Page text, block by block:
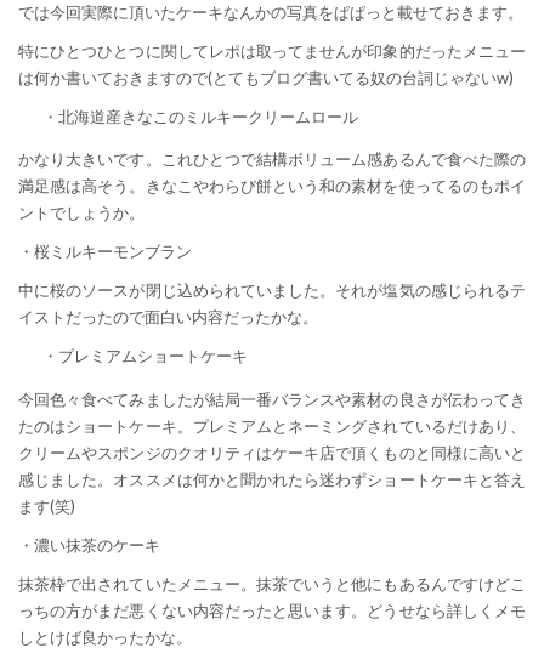
では今回実際に頂いたケーキなんかの写真をぱぱっと載せておきます。
特にひとつひとつに関してレポは取ってませんが印象的だったメニュー
は何か書いておきますので(とてもブログ書いてる奴の台詞じゃないw)
・北海道産きなこのミルキークリームロール
かなり大きいです。これひとつで結構ボリューム感あるんで食べた際の
満足感は高そう。きなこやわらび餅という和の素材を使ってるのもポイ
ントでしょうか。
・桜ミルキーモンブラン
中に桜のソースが閉じ込められていました。それが塩気の感じられるテ
イストだったので面白い内容だったかな。
・プレミアムショートケーキ
今回色々食べてみましたが結局一番バランスや素材の良さが伝わってき
たのはショートケーキ。プレミアムとネーミングされているだけあり、
クリームやスポンジのクオリティはケーキ店で頂くものと同様に高いと
感じました。オススメは何かと聞かれたら迷わずショートケーキと答え
ます(笑)
・濃い抹茶のケーキ
抹茶枠で出されていたメニュー。抹茶でいうと他にもあるんですけどこ
っちの方がまだ悪くない内容だったと思います。どうせなら詳しくメモ
しとけば良かったかな。